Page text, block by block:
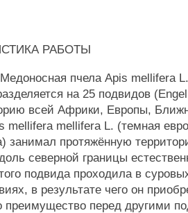
РАБОТЫ
пчела Apis mellifera
на 25 подвидов
всей Африки, Европы,
mellifera mellifera L. (темная
занимал протяжённую
северной границы
подвида проходила в
в результате чего он
преимущество перед другими